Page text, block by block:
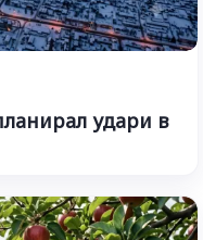
удари в